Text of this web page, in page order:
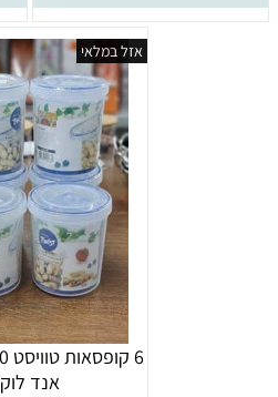
אזל במלאי
אנד לוק